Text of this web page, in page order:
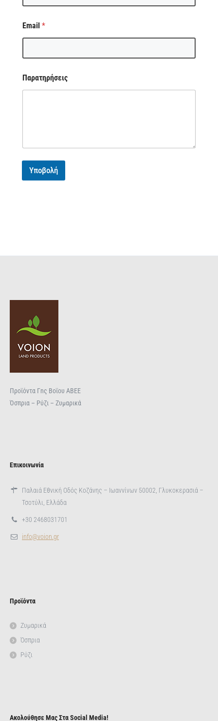
Email *
Παρατηρήσεις
Υποβολή
Προϊόντα Γnς Βοϊου ΑΒΕΕ
Όσπρια – Ρύζι – Ζυμαρικά
Επικοινωνία
Παλαιά Εθνική Οδός Κοζάνης – Ιωαννίνων 50002, Γλυκοκερασιά –
Τσοτύλι, Ελλάδα
+30 2468031701
info@voion.gr
Προϊόντα
Ζυμαρικά
Όσπρια
Ρύζι
Ακολούθησε Μας Στα Social Media!